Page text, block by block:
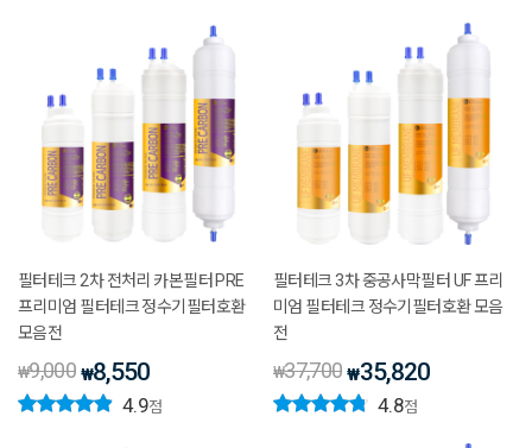
필터테크 2차 전처리 카본필터 PRE
프리미엄 필터테크 정수기필터호환
모음전
₩9,000 ₩8,550
4.9점
필터테크 3차 중공사막필터 UF 프리
미엄 필터테크 정수기필터호환 모음
전
₩37,700 ₩35,820
4.8점